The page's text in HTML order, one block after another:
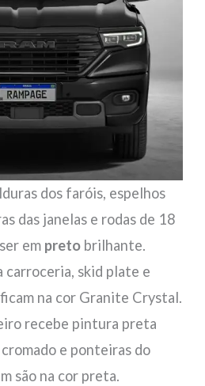
dos faróis, espelhos
das janelas e rodas de 18
em preto brilhante.
carroceria, skid plate e
na cor Granite Crystal.
recebe pintura preta
e ponteiras do
são na cor preta.